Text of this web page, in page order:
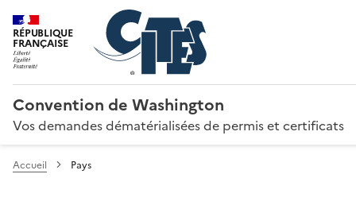
RÉPUBLIQUE
FRANÇAISE
Convention de Washington
Vos demandes dématérialisées de permis et certificats
Accueil Pays